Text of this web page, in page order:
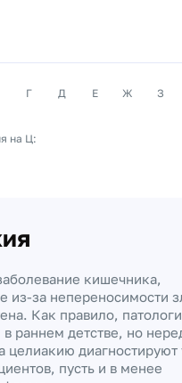
Г Д Е Ж З
на Ц:
кишечника,
из-за непереносимости
Как правило,
в раннем детстве, но
целиакию диагностируют
пусть и в менее